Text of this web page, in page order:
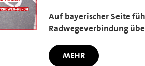
Auf bayerischer Seite
Radwegeverbindung
MEHR